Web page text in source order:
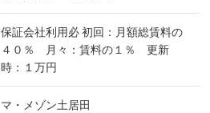
保証会社利用必 初回：月額総賃料の
４０％ 月々：賃料の１％ 更新
時：１万円
マ・メゾン土居田